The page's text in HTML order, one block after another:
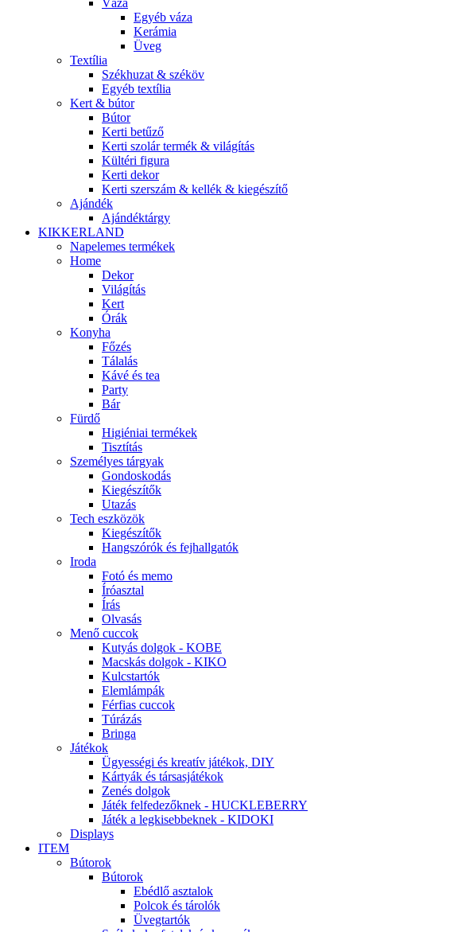
Váza
Egyéb váza
Kerámia
Üveg
Textília
Székhuzat & széköv
Egyéb textília
Kert & bútor
Bútor
Kerti betűző
Kerti szolár termék & világítás
Kültéri figura
Kerti dekor
Kerti szerszám & kellék & kiegészítő
Ajándék
Ajándéktárgy
KIKKERLAND
Napelemes termékek
Home
Dekor
Világítás
Kert
Órák
Konyha
Főzés
Tálalás
Kávé és tea
Party
Bár
Fürdő
Higiéniai termékek
Tisztítás
Személyes tárgyak
Gondoskodás
Kiegészítők
Utazás
Tech eszközök
Kiegészítők
Hangszórók és fejhallgatók
Iroda
Fotó és memo
Íróasztal
Írás
Olvasás
Menő cuccok
Kutyás dolgok - KOBE
Macskás dolgok - KIKO
Kulcstartók
Elemlámpák
Férfias cuccok
Túrázás
Bringa
Játékok
Ügyességi és kreatív játékok, DIY
Kártyák és társasjátékok
Zenés dolgok
Játék felfedezőknek - HUCKLEBERRY
Játék a legkisebbeknek - KIDOKI
Displays
ITEM
Bútorok
Bútorok
Ebédlő asztalok
Polcok és tárolók
Üvegtartók